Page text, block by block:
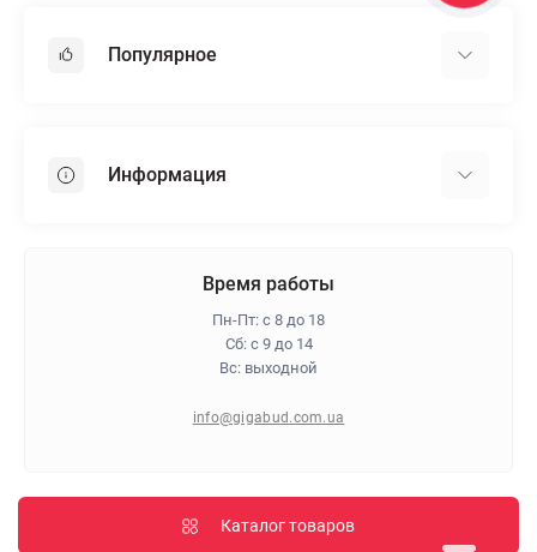
Популярное
Пенопласт
Информация
Политика конфиденциальности
Время работы
Пн-Пт: с 8 до 18
Сб: с 9 до 14
Вс: выходной
info@gigabud.com.ua
Каталог товаров